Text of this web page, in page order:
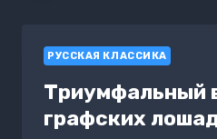
РУССКАЯ КЛАССИКА
Триумфальный
графских